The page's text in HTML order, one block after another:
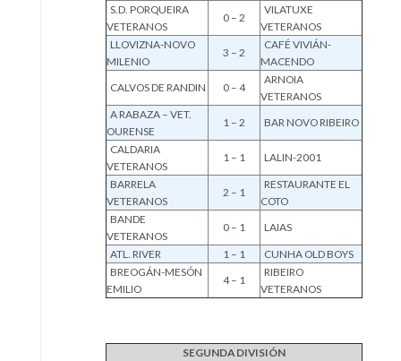
S.D. PORQUEIRA
VETERANOS
0 – 2
VILATUXE
VETERANOS
LLOVIZNA-NOVO
MILENIO
3 – 2
CAFÉ VIVIÁN-
MACENDO
CALVOS DE RANDIN
0 – 4
ARNOIA
VETERANOS
A RABAZA – VET.
OURENSE
1 – 2
BAR NOVO RIBEIRO
CALDARIA
VETERANOS
1 – 1
LALIN-2001
BARRELA
VETERANOS
2 – 1
RESTAURANTE EL
COTO
BANDE
VETERANOS
0 – 1
LAIAS
ATL. RIVER
1 – 1
CUNHA OLD BOYS
BREOGÁN-MESÓN
EMILIO
4 – 1
RIBEIRO
VETERANOS
SEGUNDA DIVISIÓN